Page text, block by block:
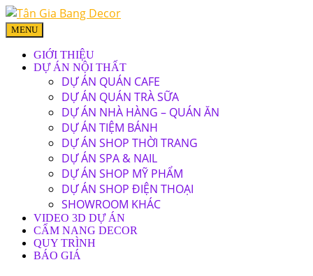
MENU
GIỚI THIỆU
DỰ ÁN NỘI THẤT
DỰ ÁN QUÁN CAFE
DỰ ÁN QUÁN TRÀ SỮA
DỰ ÁN NHÀ HÀNG – QUÁN ĂN
DỰ ÁN TIỆM BÁNH
DỰ ÁN SHOP THỜI TRANG
DỰ ÁN SPA & NAIL
DỰ ÁN SHOP MỸ PHẨM
DỰ ÁN SHOP ĐIỆN THOẠI
SHOWROOM KHÁC
VIDEO 3D DỰ ÁN
CẨM NANG DECOR
QUY TRÌNH
BÁO GIÁ